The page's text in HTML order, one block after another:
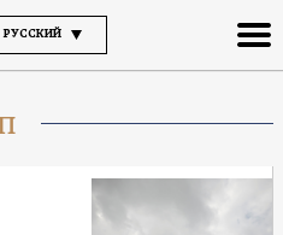
РУССКИЙ